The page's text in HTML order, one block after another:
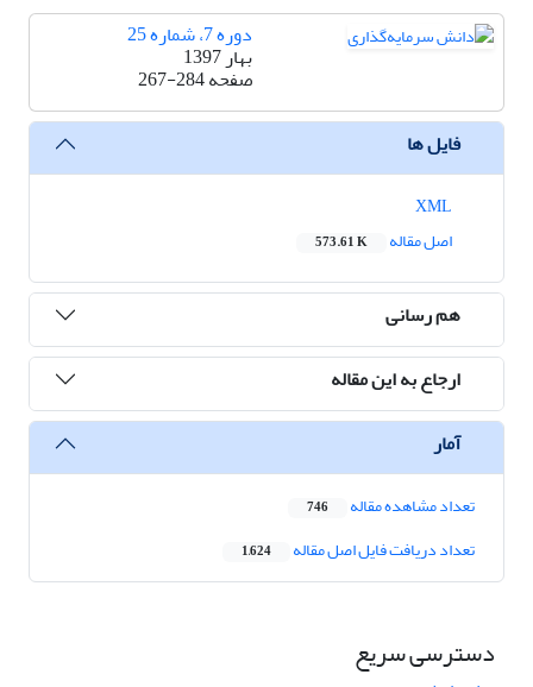
دوره 7، شماره 25
بهار 1397
صفحه267-284
فایل ها
اصل مقاله
573.61 K
هم رسانی
ارجاع به این مقاله
آمار
تعداد مشاهده مقاله 746
تعداد دریافت فایل اصل مقاله 1,624
دسترسی سریع